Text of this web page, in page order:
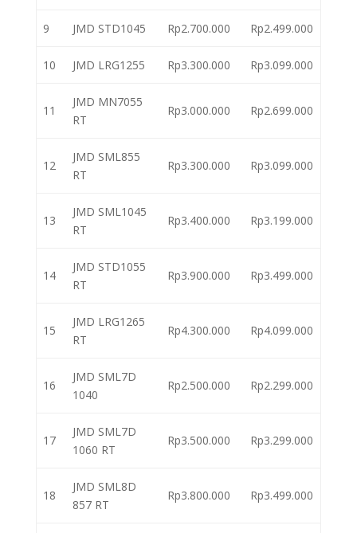
9 JMD STD1045 Rp2.700.000 Rp2.499.000
10 JMD LRG1255 Rp3.300.000 Rp3.099.000
11
JMD MN7055
RT
Rp3.000.000 Rp2.699.000
12
JMD SML855
RT
Rp3.300.000 Rp3.099.000
13
JMD SML1045
RT
Rp3.400.000 Rp3.199.000
14
JMD STD1055
RT
Rp3.900.000 Rp3.499.000
15
JMD LRG1265
RT
Rp4.300.000 Rp4.099.000
16
JMD SML7D
1040
Rp2.500.000 Rp2.299.000
17
JMD SML7D
1060 RT
Rp3.500.000 Rp3.299.000
18
JMD SML8D
857 RT
Rp3.800.000 Rp3.499.000